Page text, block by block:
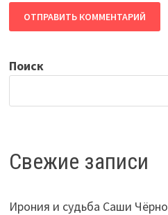
Поиск
Свежие записи
Ирония и судьба Саши